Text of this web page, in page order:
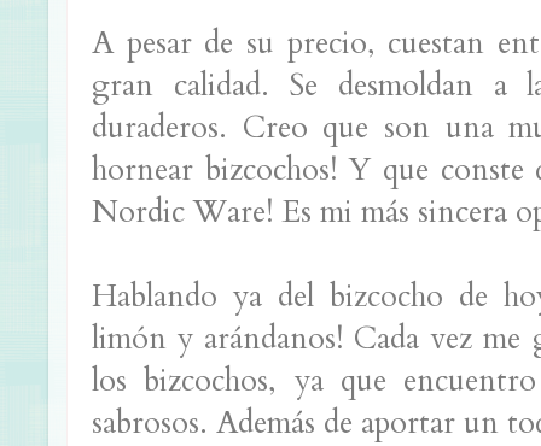
A pesar de su precio, cuestan
gran calidad. Se desmoldan a
duraderos. Creo que son una
hornear bizcochos! Y que
Nordic Ware! Es mi más sincera
Hablando ya del bizcocho de
limón y arándanos! Cada vez me
los bizcochos, ya que
sabrosos. Además de aportar un